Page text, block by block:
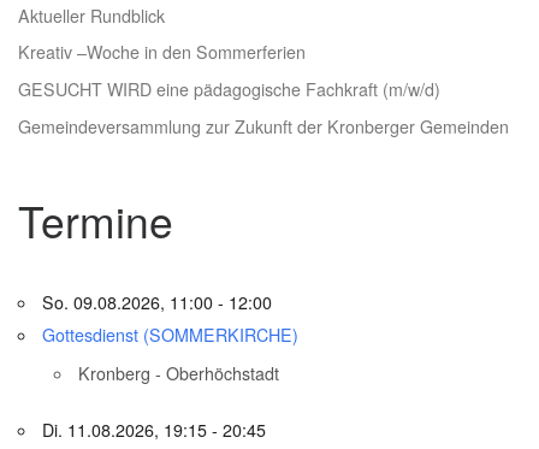
Aktueller Rundblick
Kreativ –Woche in den Sommerferien
GESUCHT WIRD eine pädagogische Fachkraft (m/w/d)
Gemeindeversammlung zur Zukunft der Kronberger Gemeinden
Termine
So. 09.08.2026, 11:00 - 12:00
Gottesdienst (SOMMERKIRCHE)
Kronberg - Oberhöchstadt
Di. 11.08.2026, 19:15 - 20:45